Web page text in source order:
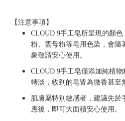
【注意事項】
CLOUD 9手工皂所呈現的顏
粉、雲母粉等皂用色染，會隨
象敬請安心使用。
CLOUD 9手工皂僅添加純植
轉淡，收到的皂皆為微香甚至
肌膚屬特別敏感者，建議先於
應後，即可大面積安心使用。